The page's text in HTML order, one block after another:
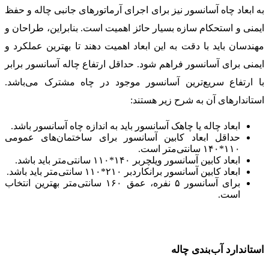
به ابعاد چاه آسانسور نیز برای اجرای آرماتورهای جانبی چاله و حفظ
ایمنی و استحکام سازه بسیار حائز اهمیت است. بنابراین، طراحان و
مهندسان باید با دقت به این ابعاد اهمیت دهند تا بهترین عملکرد و
ایمنی برای آسانسور فراهم شود. حداقل ارتفاع چاله آسانسور برابر
با ارتفاع سریع‌ترین آسانسور موجود در چاه مشترک می‌باشد.
استاندارهای آن به شرح زیر هستند:
ابعاد چاله یا چاهک آسانسور باید به اندازه چاه آسانسور باشد.
حداقل ابعاد کابین آسانسور برای ساختمان‌های عمومی
۱۱۰*۱۴۰ سانتی‌متر است.
ابعاد کابین آسانسور ویلچربر ۱۴۰*۱۱۰ سانتی‌متر باید باشد.
ابعاد کابین آسانسور برانکاردبر ۲۱۰*۱۱۰ سانتی‌متر باید باشد.
برای آسانسور ۵ نفره، عمق ۱۶۰ سانتی‌متر بهترین انتخاب
است.
استاندارد آب‌بندی چاله